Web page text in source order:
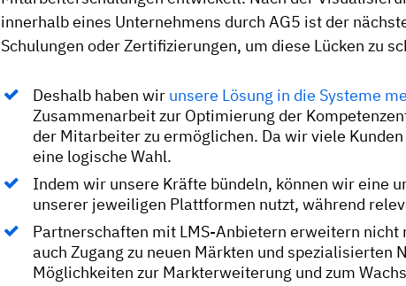
innerhalb eines Unternehmens durch AG5 ist der
Schulungen oder Zertifizierungen, um diese Lücken zu
Deshalb haben wir unsere Lösung in die Systeme
Zusammenarbeit zur Optimierung der
der Mitarbeiter zu ermöglichen. Da wir viele
eine logische Wahl.
Indem wir unsere Kräfte bündeln, können wir eine
unserer jeweiligen Plattformen nutzt, während
Partnerschaften mit LMS-Anbietern erweitern
auch Zugang zu neuen Märkten und spezialisierten
Möglichkeiten zur Markterweiterung und zum